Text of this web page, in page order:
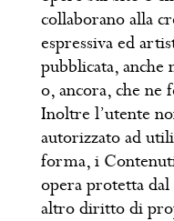
collaborano alla
espressiva ed
pubblicata, anche
o, ancora, che ne
Inoltre l’utente
autorizzato ad
forma, i
opera protetta
altro diritto di